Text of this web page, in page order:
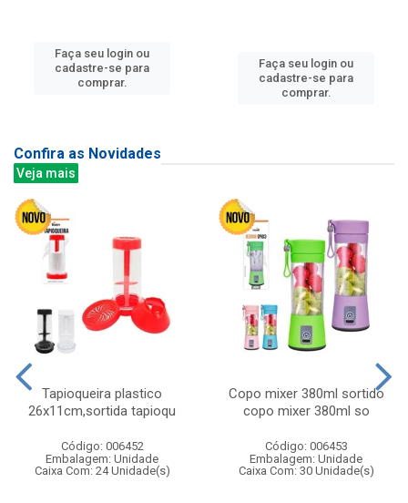
Faça seu login ou
cadastre-se para
comprar.
Faça seu login ou
cadastre-se para
comprar.
Confira as Novidades
Veja mais
Tapioqueira plastico
26x11cm,sortida tapioqu
Código: 006452
Embalagem: Unidade
Caixa Com: 24 Unidade(s)
Copo mixer 380ml sortido
copo mixer 380ml so
Código: 006453
Embalagem: Unidade
Caixa Com: 30 Unidade(s)